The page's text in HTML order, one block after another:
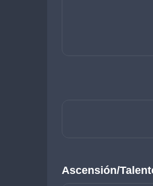
Ascensión/